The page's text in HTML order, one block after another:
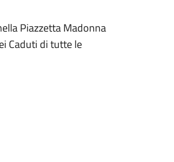
Piazzetta Madonna
Caduti di tutte le